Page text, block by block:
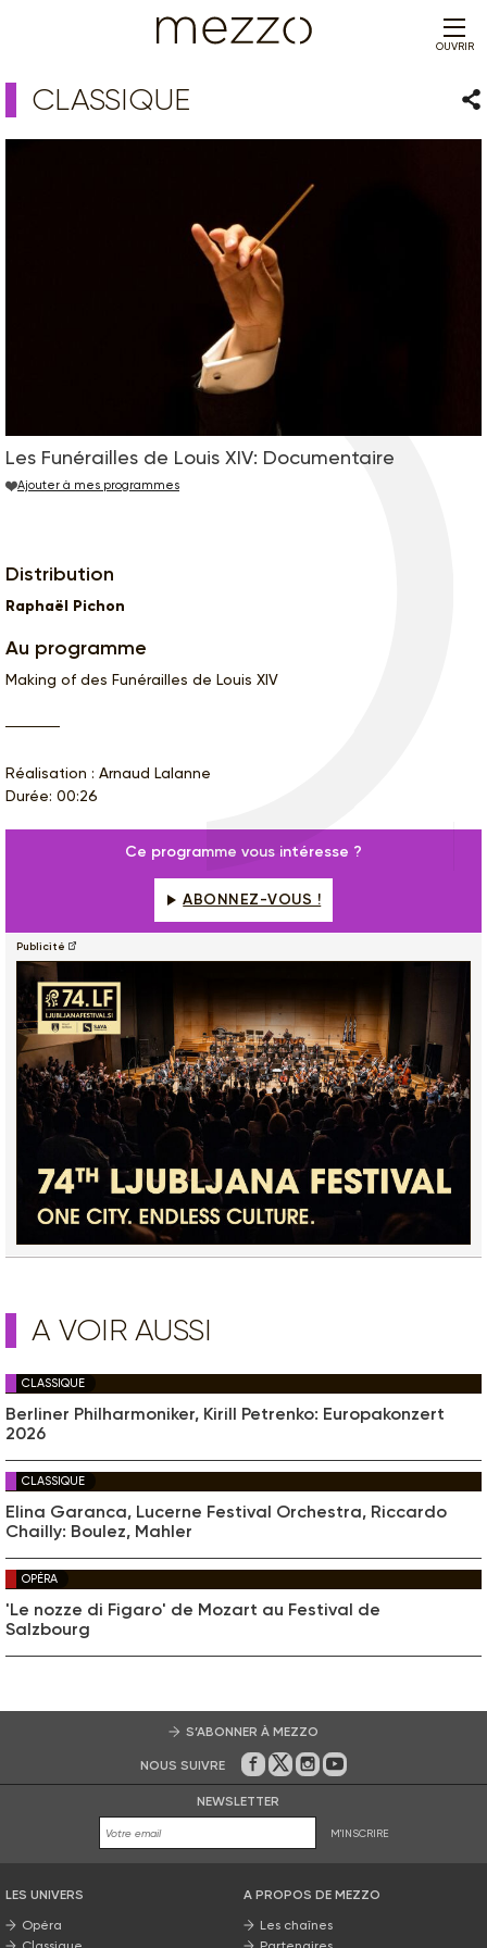
OUVRIR
CLASSIQUE
Les Funérailles de Louis XIV: Documentaire
Ajouter à mes programmes
Distribution
Raphaël Pichon
Au programme
Making of des Funérailles de Louis XIV
Réalisation : Arnaud Lalanne
Durée: 00:26
Ce programme vous intéresse ?
ABONNEZ-VOUS !
Publicité
A VOIR AUSSI
CLASSIQUE
Berliner Philharmoniker, Kirill Petrenko: Europakonzert
2026
CLASSIQUE
Elina Garanca, Lucerne Festival Orchestra, Riccardo
Chailly: Boulez, Mahler
OPÉRA
'Le nozze di Figaro' de Mozart au Festival de
Salzbourg
S’ABONNER À MEZZO
NOUS SUIVRE Sur Facebook
Sur Twitter
Sur Instagram
Sur Youtube
NEWSLETTER
M'INSCRIRE
LES UNIVERS
Opéra
A PROPOS DE MEZZO
Les chaînes